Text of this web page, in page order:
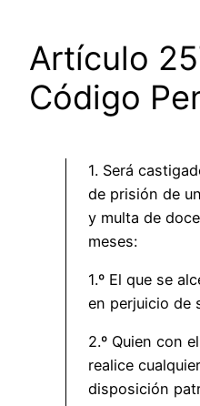
Artículo
Código
1. Será
de prisión de
y multa de
meses:
1.º El que se
en perjuicio de
2.º Quien con
realice
disposición